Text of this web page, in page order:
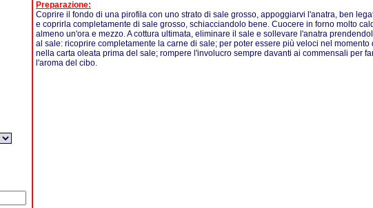
Preparazione:
Coprire il fondo di una pirofila con uno strato di sale grosso, appoggiarvi l'anatra, ben
e coprirla completamente di sale grosso, schiacciandolo bene. Cuocere in forno molto
almeno un'ora e mezzo. A cottura ultimata, eliminare il sale e sollevare l'anatra
al sale: ricoprire completamente la carne di sale; per poter essere più veloci nel
nella carta oleata prima del sale; rompere l'involucro sempre davanti ai commensali per
l'aroma del cibo.